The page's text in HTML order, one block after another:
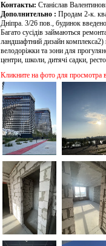
Контакты: Станіслав
Дополнительно : Продам 2-к.
Дніпра. 3/26 пов., будинок
Багато сусідів займаються
ландшафтний дизайн комплекса2)
велодоріжки та зони для
центри, школи, дитячі садки,
Кликните на фото для просмотра